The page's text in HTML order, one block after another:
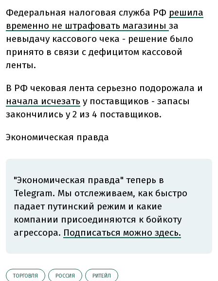
Федеральная налоговая служба РФ решила
временно не штрафовать магазины за
невыдачу кассового чека - решение было
принято в связи с дефицитом кассовой
ленты.
В РФ чековая лента серьезно подорожала и
начала исчезать у поставщиков - запасы
закончились у 2 из 4 поставщиков.
Экономическая правда
"Экономическая правда" теперь в
Telegram. Мы отслеживаем, как быстро
падает путинский режим и какие
компании присоединяются к бойкоту
агрессора. Подписаться можно здесь.
ТОРГОВЛЯ РОССИЯ РИТЕЙЛ